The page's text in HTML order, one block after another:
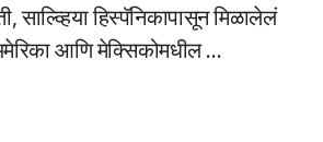
साल्व्हिया हिस्पॅनिकापासून मिळालेलं
आणि मेक्सिकोमधील …